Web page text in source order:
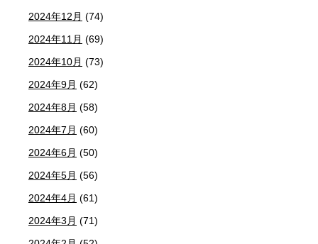
2024年12月 (74)
2024年11月 (69)
2024年10月 (73)
2024年9月 (62)
2024年8月 (58)
2024年7月 (60)
2024年6月 (50)
2024年5月 (56)
2024年4月 (61)
2024年3月 (71)